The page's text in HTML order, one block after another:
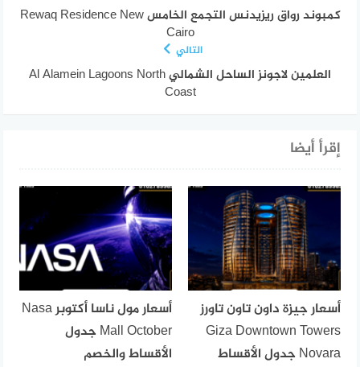
كمبوند رواق ريزيدنس التجمع الخامس Rewaq Residence New
Cairo
التالي
العلمين لاجونز الساحل الشمالي Al Alamein Lagoons North
Coast
إقرأ أيضا
أسعار جيزة داون تاون تاورز
Giza Downtown Towers
Novara جدول الأقساط
أسعار مول ناسا أكتوبر Nasa
Mall October جدول
الأقساط والخصم